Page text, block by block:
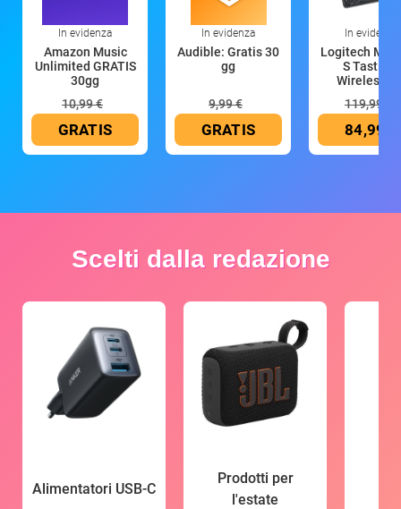
In evidenza
Amazon Music
Unlimited GRATIS
30gg
10,99 €
GRATIS
In evidenza
Audible: Gratis 30
gg
9,99 €
GRATIS
In evidenza
Logitech MX
S Tastiera
Wireless
119,99 €
84,99 €
Scelti dalla redazione
Alimentatori USB-C
Prodotti per
l'estate